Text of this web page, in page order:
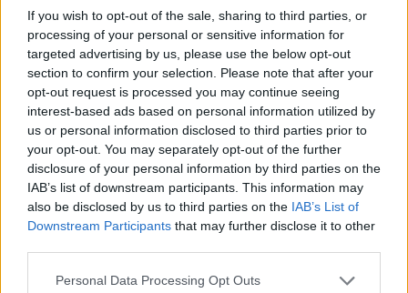
If you wish to opt-out of the sale, sharing to third parties, or
processing of your personal or sensitive information for
targeted advertising by us, please use the below opt-out
section to confirm your selection. Please note that after your
opt-out request is processed you may continue seeing
interest-based ads based on personal information utilized by
us or personal information disclosed to third parties prior to
your opt-out. You may separately opt-out of the further
disclosure of your personal information by third parties on the
IAB’s list of downstream participants. This information may
also be disclosed by us to third parties on the IAB’s List of
Downstream Participants that may further disclose it to other
Please note that this website/app uses one or more Google
Personal Data Processing Opt Outs
Άφλεκ(Ben Affleck).
Η υπόθεση και οι συντελεστές
Σε σενάριο και σκηνοθεσία του Τζο
Κάρναχαν (Joe Carnahan),η ταινία εστιάζει
«σε μια ομάδα αστυνομικών της δίωξης
ναρκωτικών στο Μαϊάμι, που ανακαλύπτει
εκατομμύρια σε μετρητά σε ένα
εγκαταλελειμμένο κρησφύγετο. Σύντομα, η
εμπιστοσύνη μεταξύ τους καταρρέει και όλα
τίθενται υπό αμφισβήτηση, ακόμα και ποιος
μπορεί να σταθεί ως πραγματικός